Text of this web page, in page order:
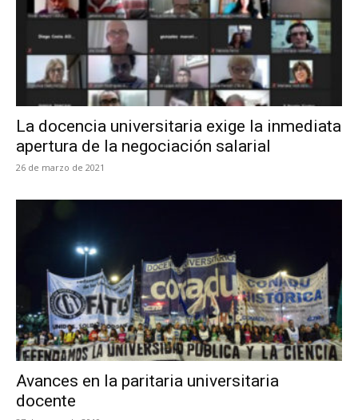
La docencia universitaria exige la inmediata
apertura de la negociación salarial
26 de marzo de 2021
Avances en la paritaria universitaria
docente